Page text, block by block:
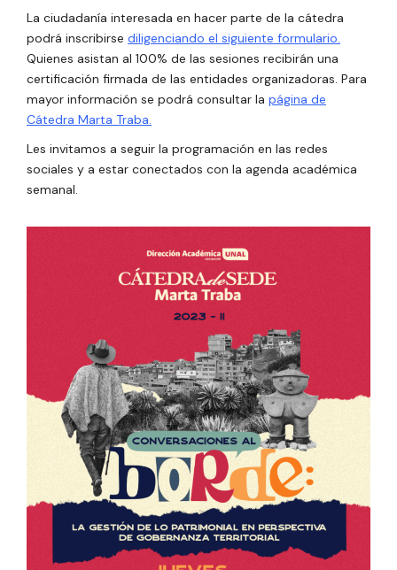
La ciudadanía interesada en hacer parte de la cátedra
podrá inscribirse diligenciando el siguiente formulario.
Quienes asistan al 100% de las sesiones recibirán una
certificación firmada de las entidades organizadoras. Para
mayor información se podrá consultar la página de
Cátedra Marta Traba.
Les invitamos a seguir la programación en las redes
sociales y a estar conectados con la agenda académica
semanal.